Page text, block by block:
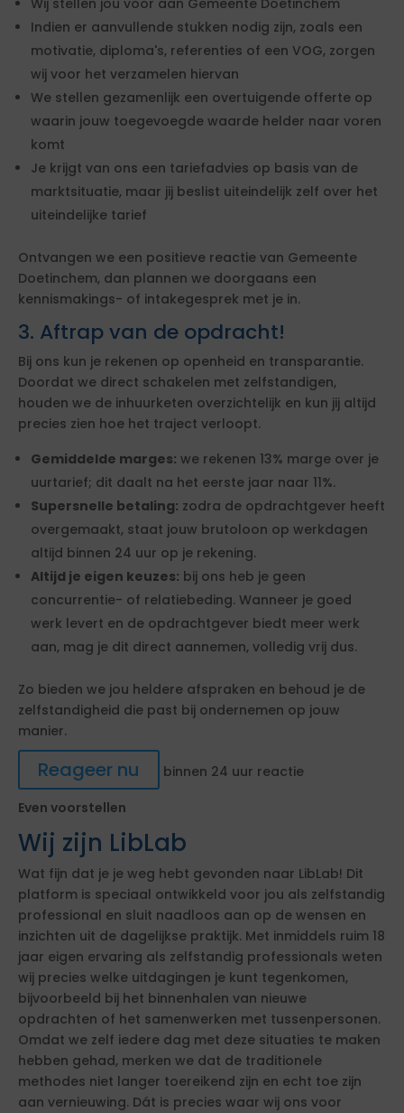
Wij stellen jou voor aan Gemeente Doetinchem
Indien er aanvullende stukken nodig zijn, zoals een
motivatie, diploma's, referenties of een VOG, zorgen
wij voor het verzamelen hiervan
We stellen gezamenlijk een overtuigende offerte op
waarin jouw toegevoegde waarde helder naar voren
komt
Je krijgt van ons een tariefadvies op basis van de
marktsituatie, maar jij beslist uiteindelijk zelf over het
uiteindelijke tarief
Ontvangen we een positieve reactie van Gemeente
Doetinchem, dan plannen we doorgaans een
kennismakings- of intakegesprek met je in.
3. Aftrap van de opdracht!
Bij ons kun je rekenen op openheid en transparantie.
Doordat we direct schakelen met zelfstandigen,
houden we de inhuurketen overzichtelijk en kun jij altijd
precies zien hoe het traject verloopt.
Gemiddelde marges: we rekenen 13% marge over je
uurtarief; dit daalt na het eerste jaar naar 11%.
Supersnelle betaling: zodra de opdrachtgever heeft
overgemaakt, staat jouw brutoloon op werkdagen
altijd binnen 24 uur op je rekening.
Altijd je eigen keuzes: bij ons heb je geen
concurrentie- of relatiebeding. Wanneer je goed
werk levert en de opdrachtgever biedt meer werk
aan, mag je dit direct aannemen, volledig vrij dus.
Zo bieden we jou heldere afspraken en behoud je de
zelfstandigheid die past bij ondernemen op jouw
manier.
Reageer nu
binnen 24 uur reactie
Even voorstellen
Wij zijn LibLab
Wat fijn dat je je weg hebt gevonden naar LibLab! Dit
platform is speciaal ontwikkeld voor jou als zelfstandig
professional en sluit naadloos aan op de wensen en
inzichten uit de dagelijkse praktijk. Met inmiddels ruim 18
jaar eigen ervaring als zelfstandig professionals weten
wij precies welke uitdagingen je kunt tegenkomen,
bijvoorbeeld bij het binnenhalen van nieuwe
opdrachten of het samenwerken met tussenpersonen.
Omdat we zelf iedere dag met deze situaties te maken
hebben gehad, merken we dat de traditionele
methodes niet langer toereikend zijn en echt toe zijn
aan vernieuwing. Dát is precies waar wij ons voor